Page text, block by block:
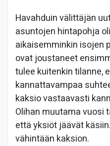
Havahduin välittäjän
asuntojen hintapohja
aikaisemminkin isojen
ovat joustaneet
tulee kuitenkin tilanne,
kannattavampaa
kaksio vastaavasti
Olihan muutama vuosi
että yksiöt jäävät
vähintään kaksion.